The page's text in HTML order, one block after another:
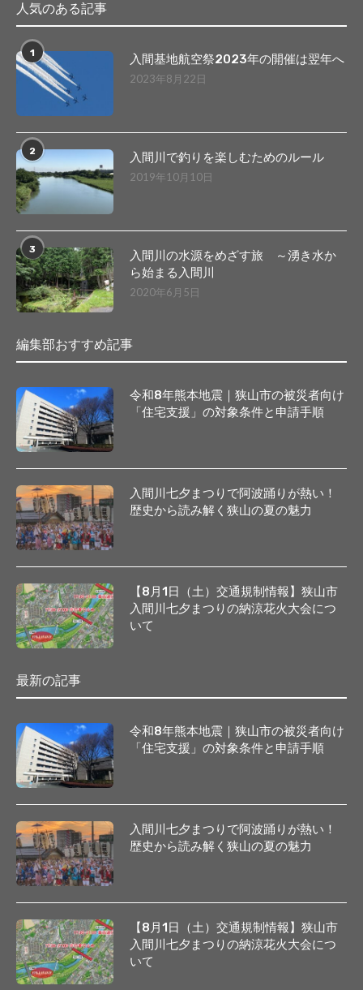
人気のある記事
1 入間基地航空祭2023年の開催は翌年へ
2023年8月22日
2 入間川で釣りを楽しむためのルール
2019年10月10日
3
入間川の水源をめざす旅 ～湧き水か
ら始まる入間川
2020年6月5日
編集部おすすめ記事
令和8年熊本地震｜狭山市の被災者向け
「住宅支援」の対象条件と申請手順
入間川七夕まつりで阿波踊りが熱い！
歴史から読み解く狭山の夏の魅力
【8月1日（土）交通規制情報】狭山市
入間川七夕まつりの納涼花火大会につ
いて
最新の記事
令和8年熊本地震｜狭山市の被災者向け
「住宅支援」の対象条件と申請手順
入間川七夕まつりで阿波踊りが熱い！
歴史から読み解く狭山の夏の魅力
【8月1日（土）交通規制情報】狭山市
入間川七夕まつりの納涼花火大会につ
いて